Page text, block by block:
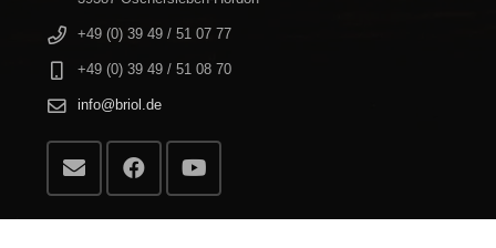
+49 (0) 39 49 / 51 07 77
+49 (0) 39 49 / 51 08 70
info@briol.de